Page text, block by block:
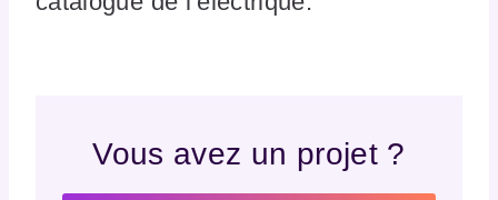
Vous avez un projet ?